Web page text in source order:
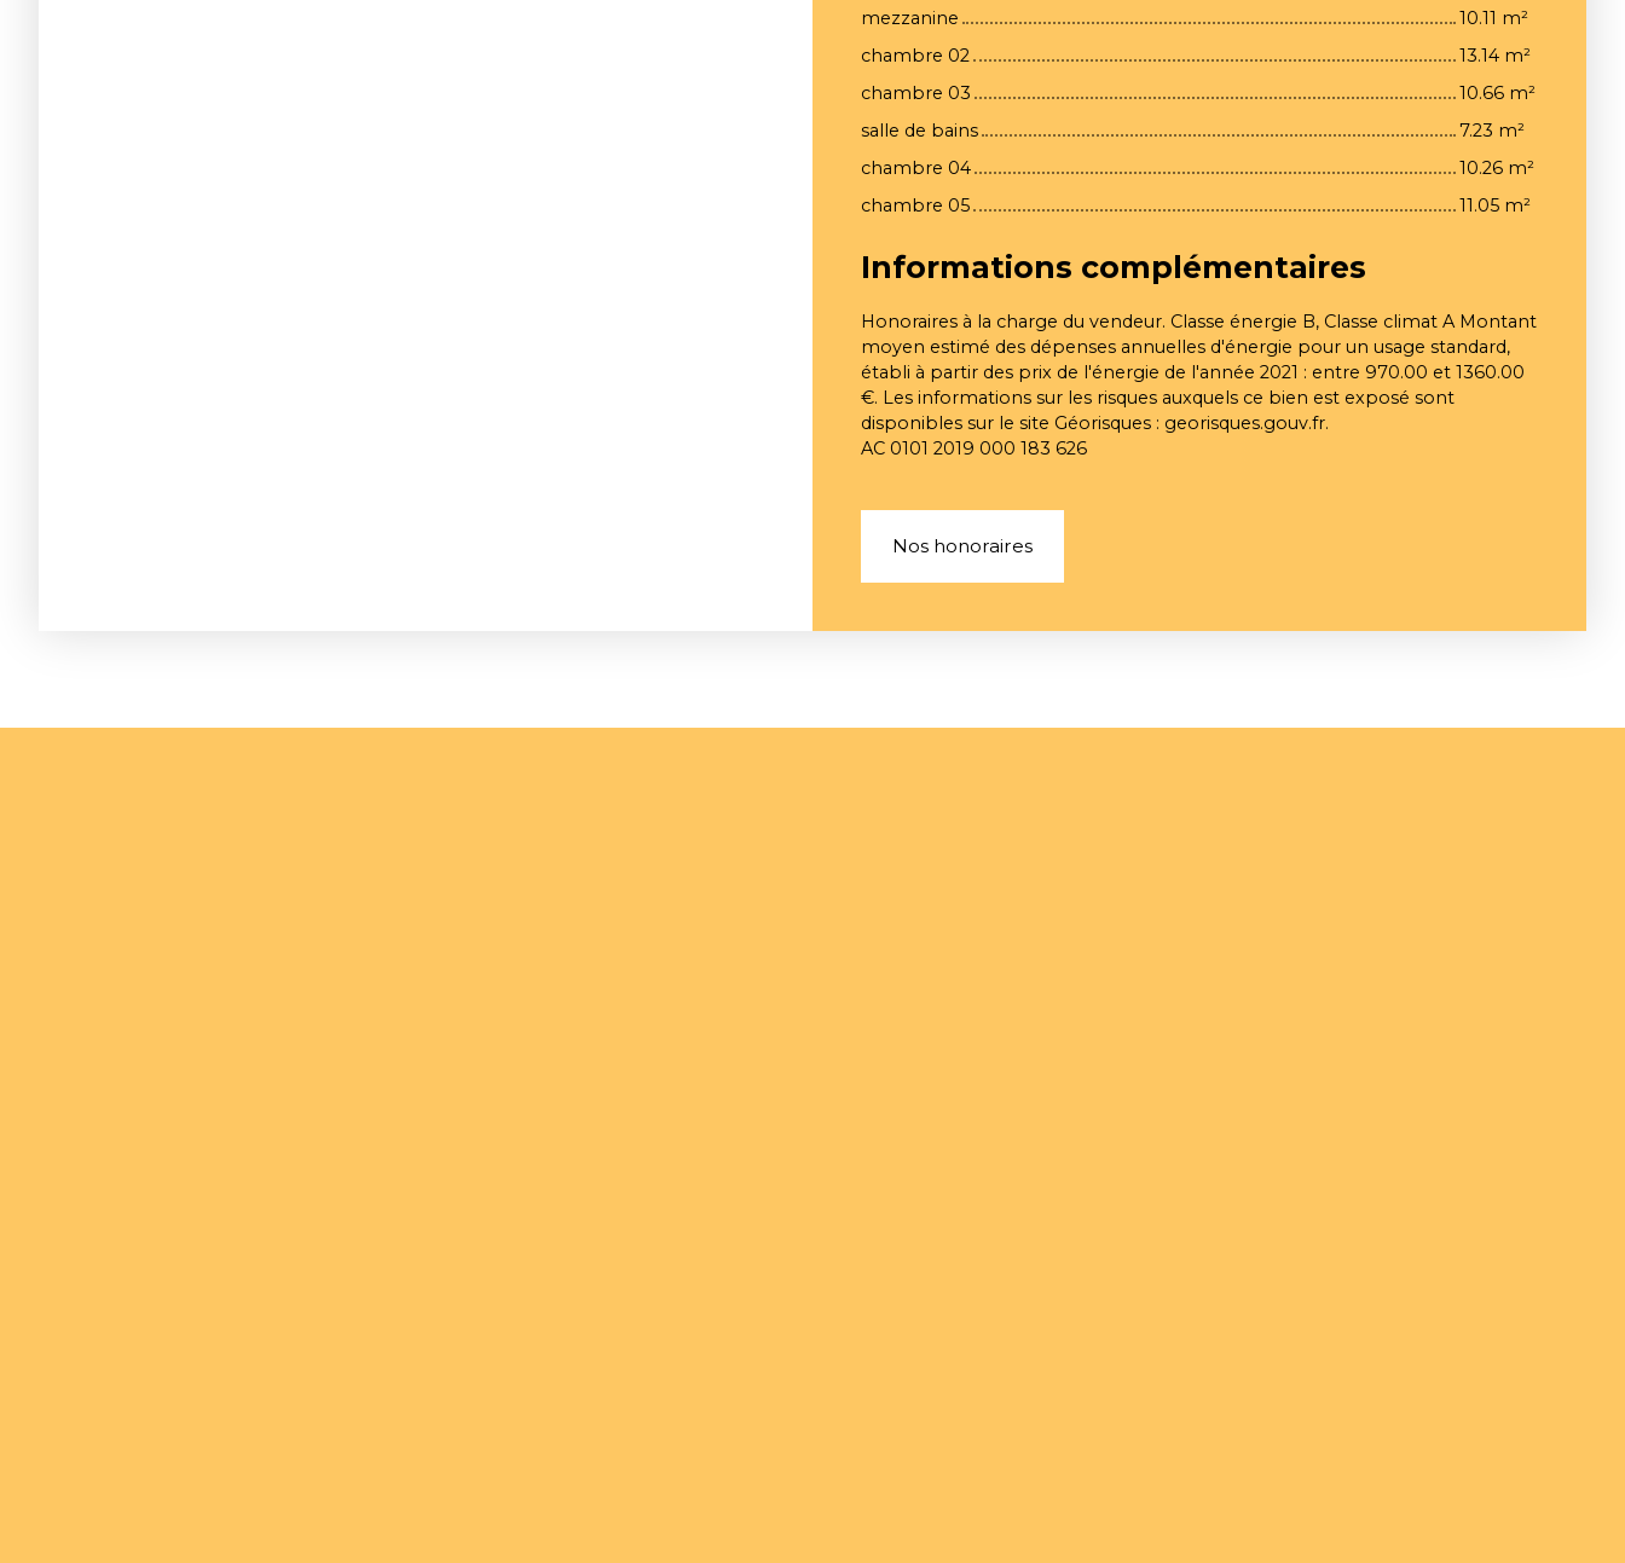
mezzanine
10.11 m²
chambre 02
13.14 m²
chambre 03
10.66 m²
salle de bains
7.23 m²
chambre 04
10.26 m²
chambre 05
11.05 m²
Informations complémentaires
Honoraires à la charge du vendeur. Classe énergie B, Classe climat A Montant
moyen estimé des dépenses annuelles d'énergie pour un usage standard,
établi à partir des prix de l'énergie de l'année 2021 : entre 970.00 et 1360.00
€. Les informations sur les risques auxquels ce bien est exposé sont
disponibles sur le site Géorisques : georisques.gouv.fr.
AC 0101 2019 000 183 626
Nos honoraires